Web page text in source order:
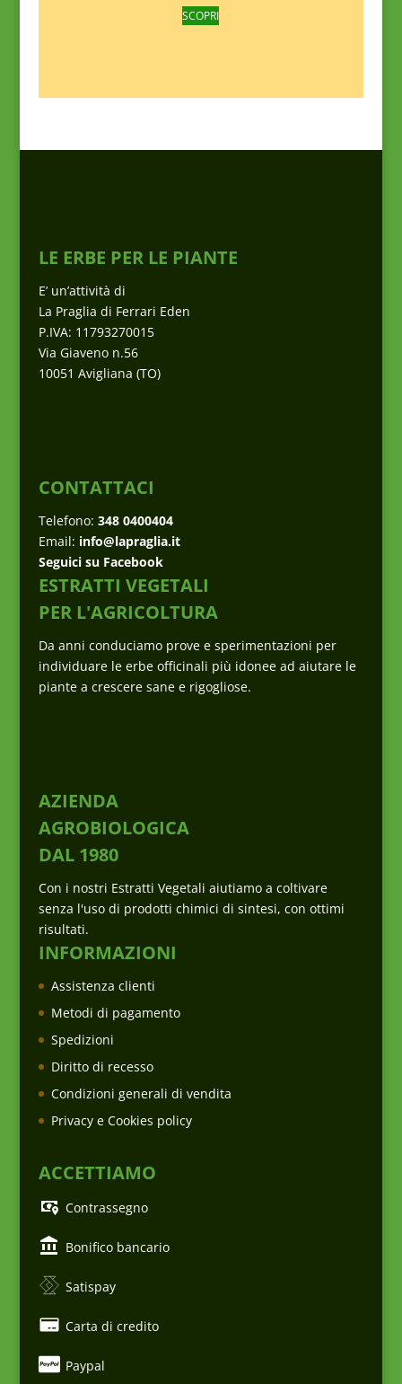
SCOPRI
LE ERBE PER LE PIANTE
E’ un’attività di
La Praglia di Ferrari Eden
P.IVA: 11793270015
Via Giaveno n.56
10051 Avigliana (TO)
CONTATTACI
Telefono: 348 0400404
Email: info@lapraglia.it
Seguici su Facebook
ESTRATTI VEGETALI
PER L'AGRICOLTURA
Da anni conduciamo prove e sperimentazioni per
individuare le erbe officinali più idonee ad aiutare le
piante a crescere sane e rigogliose.
AZIENDA
AGROBIOLOGICA
DAL 1980
Con i nostri Estratti Vegetali aiutiamo a coltivare
senza l'uso di prodotti chimici di sintesi, con ottimi
risultati.
INFORMAZIONI
Assistenza clienti
Metodi di pagamento
Spedizioni
Diritto di recesso
Condizioni generali di vendita
Privacy e Cookies policy
ACCETTIAMO
Contrassegno
Bonifico bancario
Satispay
Carta di credito
Paypal